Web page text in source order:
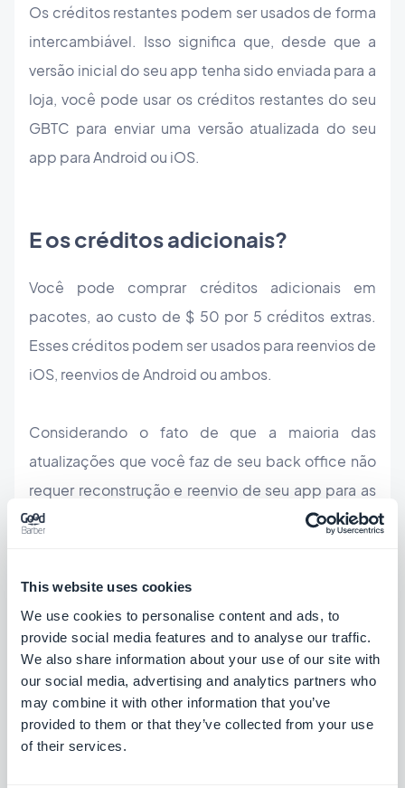
This website uses cookies
We use cookies to personalise content and ads, to
provide social media features and to analyse our traffic.
We also share information about your use of our site with
our social media, advertising and analytics partners who
may combine it with other information that you’ve
provided to them or that they’ve collected from your use
of their services.
Os créditos restantes podem ser usados de forma
intercambiável. Isso significa que, desde que a
versão inicial do seu app tenha sido enviada para a
loja, você pode usar os créditos restantes do seu
GBTC para enviar uma versão atualizada do seu
app para Android ou iOS.
E os créditos adicionais?
Você pode comprar créditos adicionais em
pacotes, ao custo de $ 50 por 5 créditos extras.
Esses créditos podem ser usados para reenvios de
iOS, reenvios de Android ou ambos.
Considerando o fato de que a maioria das
atualizações que você faz de seu back office não
requer reconstrução e reenvio de seu app para as
lojas (aquelas que aparecem em verde), com $ 50
um crédito).
Além disso, para envolver e surpreender os